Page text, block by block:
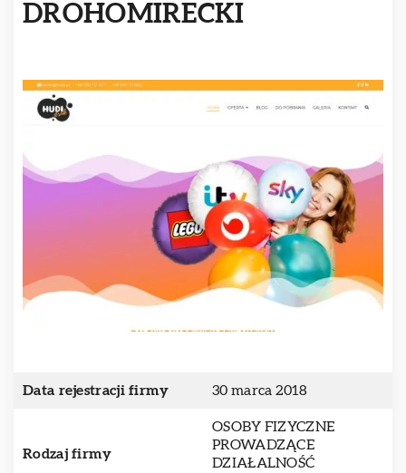
DROHOMIRECKI
Data rejestracji firmy 30 marca 2018
Rodzaj firmy
OSOBY FIZYCZNE
PROWADZĄCE
DZIAŁALNOŚĆ